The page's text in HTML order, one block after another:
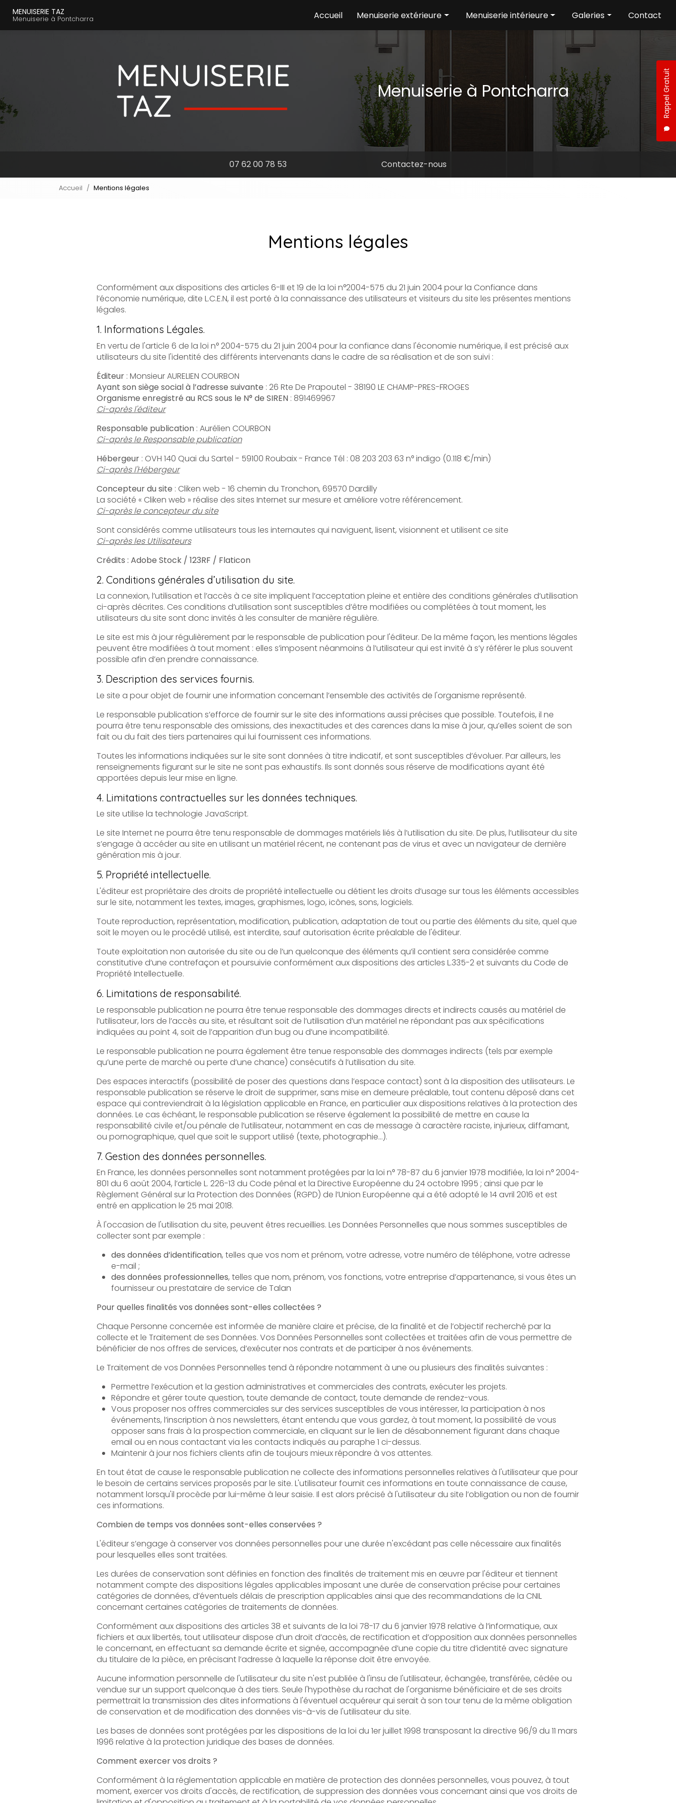
contenu
MENUISERIE TAZ
Menuiserie à Pontcharra
Rappel Gratuit
Accueil
Menuiserie extérieure
Portails
Menuiserie intérieure Galeries
Menuiserie intérieure
Contact
Menuiserie à Pontcharra
07 62 00 78 53 Contactez-nous
Accueil Mentions légales
Mentions légales
Conformément aux dispositions des articles 6-III et 19 de la loi n°2004-575 du 21 juin 2004 pour la Confiance dans
l’économie numérique, dite L.C.E.N, il est porté à la connaissance des utilisateurs et visiteurs du site les présentes mentions
légales.
1. Informations Légales.
En vertu de l'article 6 de la loi n° 2004-575 du 21 juin 2004 pour la confiance dans l'économie numérique, il est précisé aux
utilisateurs du site l'identité des différents intervenants dans le cadre de sa réalisation et de son suivi :
Éditeur : Monsieur AURELIEN COURBON
Ayant son siège social à l’adresse suivante : 26 Rte De Prapoutel - 38190 LE CHAMP-PRES-FROGES
Organisme enregistré au RCS sous le N° de SIREN : 891469967
Ci-après l'éditeur
Responsable publication : Aurélien COURBON
Ci-après le Responsable publication
Hébergeur
: OVH 140 Quai du Sartel - 59100 Roubaix - France Tél : 08 203 203 63 n° indigo (0.118 €/min)
Ci-après l'Hébergeur
Concepteur du site : Cliken web - 16 chemin du Tronchon, 69570 Dardilly
La société « Cliken web » réalise des sites Internet sur mesure et améliore votre référencement.
Ci-après le concepteur du site
Sont considérés comme utilisateurs tous les internautes qui naviguent, lisent, visionnent et utilisent ce site
Ci-après les Utilisateurs
Crédits : Adobe Stock / 123RF / Flaticon
2. Conditions générales d’utilisation du site.
La connexion, l’utilisation et l’accès à ce site impliquent l’acceptation pleine et entière des conditions générales d’utilisation
ci-après décrites. Ces conditions d’utilisation sont susceptibles d’être modifiées ou complétées à tout moment, les
utilisateurs du site sont donc invités à les consulter de manière régulière.
Le site est mis à jour régulièrement par le responsable de publication pour l'éditeur. De la même façon, les mentions légales
peuvent être modifiées à tout moment : elles s’imposent néanmoins à l’utilisateur qui est invité à s’y référer le plus souvent
possible afin d’en prendre connaissance.
3. Description des services fournis.
Le site a pour objet de fournir une information concernant l’ensemble des activités de l'organisme représenté.
Le responsable publication s’efforce de fournir sur le site des informations aussi précises que possible. Toutefois, il ne
pourra être tenu responsable des omissions, des inexactitudes et des carences dans la mise à jour, qu’elles soient de son
fait ou du fait des tiers partenaires qui lui fournissent ces informations.
Toutes les informations indiquées sur le site sont données à titre indicatif, et sont susceptibles d’évoluer. Par ailleurs, les
renseignements figurant sur le site ne sont pas exhaustifs. Ils sont donnés sous réserve de modifications ayant été
apportées depuis leur mise en ligne.
4. Limitations contractuelles sur les données techniques.
Le site utilise la technologie JavaScript.
Le site Internet ne pourra être tenu responsable de dommages matériels liés à l’utilisation du site. De plus, l’utilisateur du site
s’engage à accéder au site en utilisant un matériel récent, ne contenant pas de virus et avec un navigateur de dernière
génération mis à jour.
5. Propriété intellectuelle.
L'éditeur est propriétaire des droits de propriété intellectuelle ou détient les droits d’usage sur tous les éléments accessibles
sur le site, notamment les textes, images, graphismes, logo, icônes, sons, logiciels.
Toute reproduction, représentation, modification, publication, adaptation de tout ou partie des éléments du site, quel que
soit le moyen ou le procédé utilisé, est interdite, sauf autorisation écrite préalable de l'éditeur.
Toute exploitation non autorisée du site ou de l’un quelconque des éléments qu’il contient sera considérée comme
constitutive d’une contrefaçon et poursuivie conformément aux dispositions des articles L.335-2 et suivants du Code de
Propriété Intellectuelle.
6. Limitations de responsabilité.
Le responsable publication ne pourra être tenue responsable des dommages directs et indirects causés au matériel de
l’utilisateur, lors de l’accès au site, et résultant soit de l’utilisation d’un matériel ne répondant pas aux spécifications
indiquées au point 4, soit de l’apparition d’un bug ou d’une incompatibilité.
Le responsable publication ne pourra également être tenue responsable des dommages indirects (tels par exemple
qu’une perte de marché ou perte d’une chance) consécutifs à l’utilisation du site.
Des espaces interactifs (possibilité de poser des questions dans l’espace contact) sont à la disposition des utilisateurs. Le
responsable publication se réserve le droit de supprimer, sans mise en demeure préalable, tout contenu déposé dans cet
espace qui contreviendrait à la législation applicable en France, en particulier aux dispositions relatives à la protection des
données. Le cas échéant, le responsable publication se réserve également la possibilité de mettre en cause la
responsabilité civile et/ou pénale de l’utilisateur, notamment en cas de message à caractère raciste, injurieux, diffamant,
ou pornographique, quel que soit le support utilisé (texte, photographie…).
7. Gestion des données personnelles.
En France, les données personnelles sont notamment protégées par la loi n° 78-87 du 6 janvier 1978 modifiée, la loi n° 2004-
801 du 6 août 2004, l’article L. 226-13 du Code pénal et la Directive Européenne du 24 octobre 1995 ; ainsi que par le
Règlement Général sur la Protection des Données (RGPD) de l’Union Européenne qui a été adopté le 14 avril 2016 et est
entré en application le 25 mai 2018.
À l'occasion de l'utilisation du site, peuvent êtres recueillies. Les Données Personnelles que nous sommes susceptibles de
collecter sont par exemple :
des données d’identification, telles que vos nom et prénom, votre adresse, votre numéro de téléphone, votre adresse
e-mail ;
des données professionnelles, telles que nom, prénom, vos fonctions, votre entreprise d’appartenance, si vous êtes un
fournisseur ou prestataire de service de Talan
Pour quelles finalités vos données sont-elles collectées ?
Chaque Personne concernée est informée de manière claire et précise, de la finalité et de l’objectif recherché par la
collecte et le Traitement de ses Données. Vos Données Personnelles sont collectées et traitées afin de vous permettre de
bénéficier de nos offres de services, d’exécuter nos contrats et de participer à nos événements.
Le Traitement de vos Données Personnelles tend à répondre notamment à une ou plusieurs des finalités suivantes :
Permettre l’exécution et la gestion administratives et commerciales des contrats, exécuter les projets.
Répondre et gérer toute question, toute demande de contact, toute demande de rendez-vous.
Vous proposer nos offres commerciales sur des services susceptibles de vous intéresser, la participation à nos
événements, l’inscription à nos newsletters, étant entendu que vous gardez, à tout moment, la possibilité de vous
opposer sans frais à la prospection commerciale, en cliquant sur le lien de désabonnement figurant dans chaque
email ou en nous contactant via les contacts indiqués au paraphe 1 ci-dessus.
Maintenir à jour nos fichiers clients afin de toujours mieux répondre à vos attentes.
En tout état de cause le responsable publication ne collecte des informations personnelles relatives à l'utilisateur que pour
le besoin de certains services proposés par le site. L'utilisateur fournit ces informations en toute connaissance de cause,
notamment lorsqu'il procède par lui-même à leur saisie. Il est alors précisé à l'utilisateur du site l’obligation ou non de fournir
ces informations.
Combien de temps vos données sont-elles conservées ?
L'éditeur s’engage à conserver vos données personnelles pour une durée n'excédant pas celle nécessaire aux finalités
pour lesquelles elles sont traitées.
Les durées de conservation sont définies en fonction des finalités de traitement mis en œuvre par l'éditeur et tiennent
notamment compte des dispositions légales applicables imposant une durée de conservation précise pour certaines
catégories de données, d’éventuels délais de prescription applicables ainsi que des recommandations de la CNIL
concernant certaines catégories de traitements de données.
Conformément aux dispositions des articles 38 et suivants de la loi 78-17 du 6 janvier 1978 relative à l’informatique, aux
fichiers et aux libertés, tout utilisateur dispose d’un droit d’accès, de rectification et d’opposition aux données personnelles
le concernant, en effectuant sa demande écrite et signée, accompagnée d’une copie du titre d’identité avec signature
du titulaire de la pièce, en précisant l’adresse à laquelle la réponse doit être envoyée.
Aucune information personnelle de l'utilisateur du site n'est publiée à l'insu de l'utilisateur, échangée, transférée, cédée ou
vendue sur un support quelconque à des tiers. Seule l'hypothèse du rachat de l'organisme bénéficiaire et de ses droits
permettrait la transmission des dites informations à l'éventuel acquéreur qui serait à son tour tenu de la même obligation
de conservation et de modification des données vis-à-vis de l'utilisateur du site.
Les bases de données sont protégées par les dispositions de la loi du 1er juillet 1998 transposant la directive 96/9 du 11 mars
1996 relative à la protection juridique des bases de données.
Comment exercer vos droits ?
Conformément à la réglementation applicable en matière de protection des données personnelles, vous pouvez, à tout
moment, exercer vos droits d'accès, de rectification, de suppression des données vous concernant ainsi que vos droits de